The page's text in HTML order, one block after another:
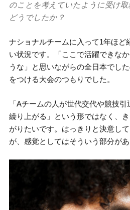
のことを考えていたように受け
どうでしたか？
ナショナルチームに入って1年ほど
い状況です。「ここで活躍できな
うな」と思いながらの全日本でし
をつける大会のつもりでした。
「Aチームの人が世代交代や競技
繰り上がる」という形ではなく、
がりたいです。はっきりと決意し
が、感覚としてはそういう部分があ